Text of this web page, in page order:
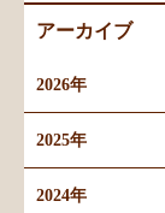
アーカイブ
2026年
2025年
2024年